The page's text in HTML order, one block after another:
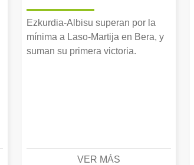
Ezkurdia-Albisu superan por la
mínima a Laso-Martija en Bera, y
suman su primera victoria.
VER MÁS